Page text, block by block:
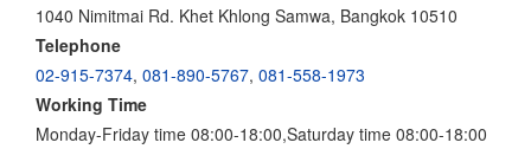
1040 Nimitmai Rd. Khet Khlong Samwa, Bangkok 10510
Telephone
02-915-7374, 081-890-5767, 081-558-1973
Working Time
Monday-Friday time 08:00-18:00,Saturday time 08:00-18:00